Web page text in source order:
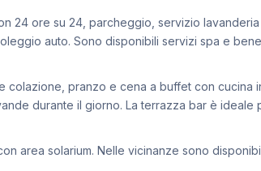
24 ore su 24, parcheggio, servizio
auto. Sono disponibili servizi spa e
colazione, pranzo e cena a buffet con cucina
durante il giorno. La terrazza bar è ideale
area solarium. Nelle vicinanze sono